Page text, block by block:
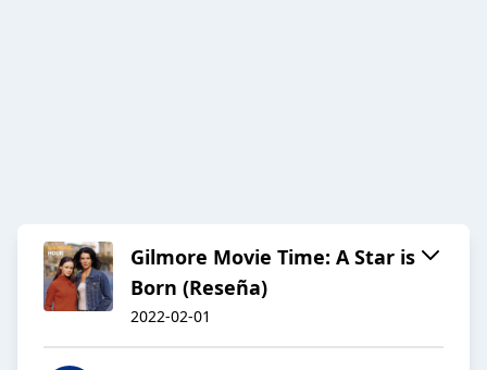
Gilmore Movie Time: A Star is
Born (Reseña)
2022-02-01